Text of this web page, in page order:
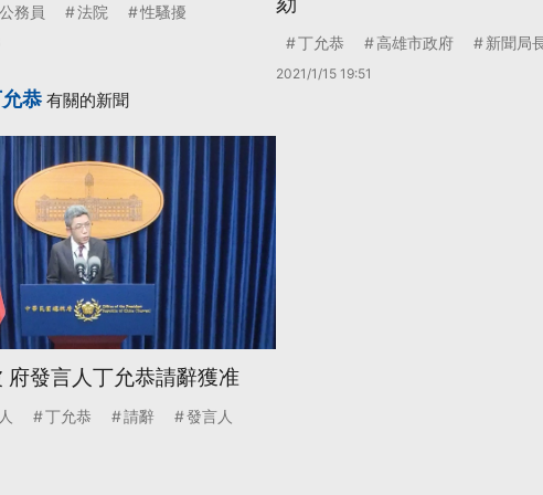
公務員 法院 性騷擾
丁允恭 高雄市政府 新聞局
2021/1/15 19:51
恭 有關的新聞
府發言人丁允恭請辭獲准
丁允恭 請辭 發言人